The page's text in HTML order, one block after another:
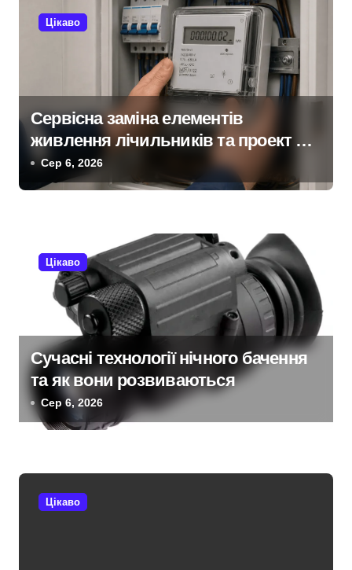
з
а
п
Цікаво
Сервісна заміна елементів
живлення лічильників та проект на
індивідуальне опалення:
експертний огляд antap.com.ua
Сер 6, 2026
Цікаво
Сучасні технології нічного бачення
та як вони розвиваються
Сер 6, 2026
Цікаво